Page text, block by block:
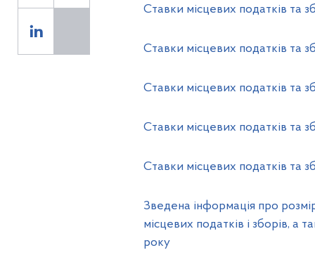
Cтавки місцевих податків та
Cтавки місцевих податків та
Cтавки місцевих податків та
Cтавки місцевих податків та
Cтавки місцевих податків та
Зведена інформація про
місцевих податків і зборів, а
року